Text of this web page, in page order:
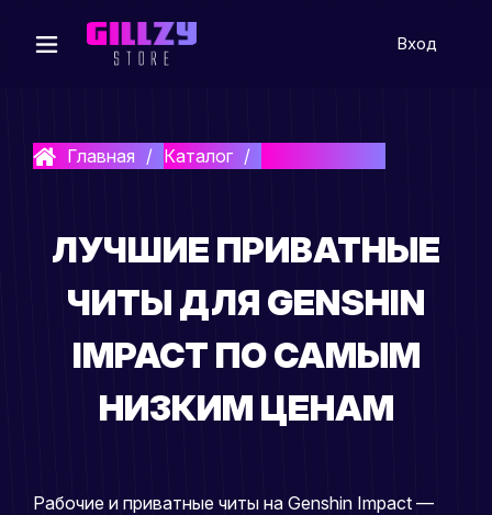
Вход
Главная Каталог
ЛУЧШИЕ ПРИВАТНЫЕ
ЧИТЫ ДЛЯ GENSHIN
IMPACT ПО САМЫМ
НИЗКИМ ЦЕНАМ
Рабочие и приватные читы на Genshin Impact —